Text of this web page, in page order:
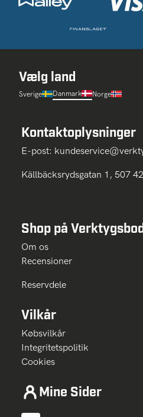
Vælg land
Sverige Danmark Norge
Kontaktoplysninger
E-post:
Källbäcksrydsgatan 1, 507
Shop på
Om os
Recensioner
Reservdele
Vilkår
Købsvilkår
Integritetspolitik
Cookies
Mine Sider